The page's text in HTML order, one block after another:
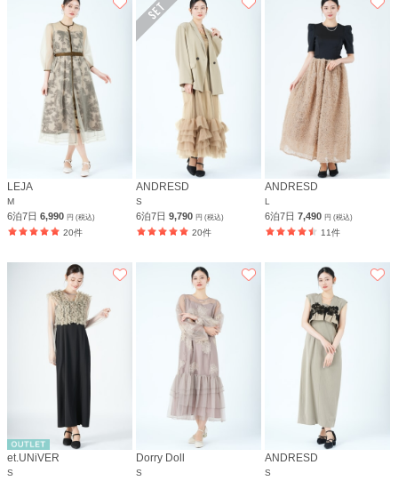
LEJA
M
6泊7日 6,990 円 (税込)
20件
ANDRESD
S
6泊7日9,790円 (税込)
20件
ANDRESD
L
6泊7日7,490円 (税込)
11件
et.UNiVER
S
Dorry Doll
S
ANDRESD
S